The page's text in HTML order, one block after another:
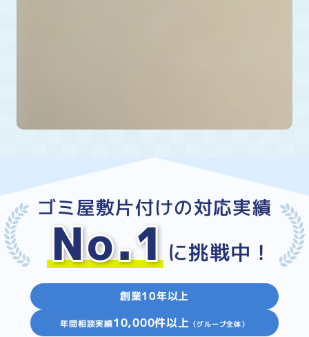
ゴミ屋敷片付けの対応実績
No.1 に挑戦中！
創業10年以上
年間相談実績10,000件以上 （グループ全体）